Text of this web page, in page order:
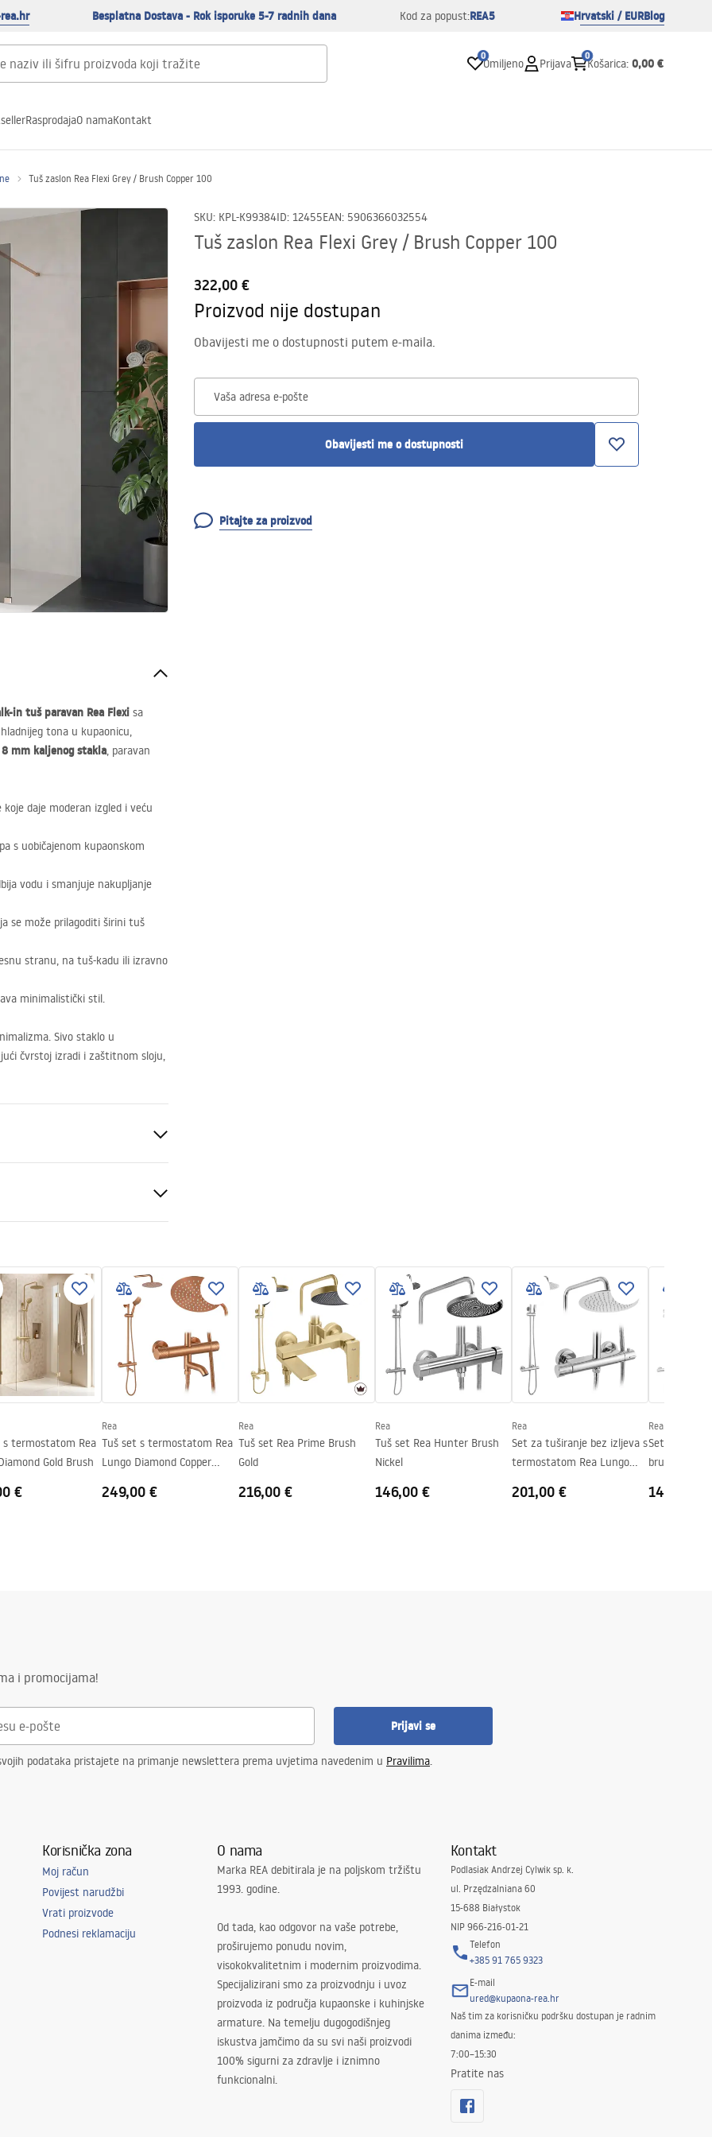
Besplatna Dostava - Rok isporuke 5-7 radnih dana Kod za popust:REA5 Hrvatski / EURBlog
0
Omiljeno Prijava
0
Košarica: 0,00 €
RasprodajaO namaKontakt
Tuš zaslon Rea Flexi Grey / Brush Copper 100
SKU: KPL-K99384ID: 12455EAN: 5906366032554
Tuš zaslon Rea Flexi Grey / Brush Copper 100
322,00 €
Proizvod nije dostupan
Obavijesti me o dostupnosti putem e-maila.
Vaša adresa e-pošte
Obavijesti me o dostupnosti
Pitajte za proizvod
in tuš paravan Rea Flexi sa
tona u kupaonicu,
8 mm kaljenog stakla, paravan
daje moderan izgled i veću
s uobičajenom kupaonskom
vodu i smanjuje nakupljanje
se može prilagoditi širini tuš
stranu, na tuš-kadu ili izravno
minimalistički stil.
Sivo staklo u
čvrstoj izradi i zaštitnom sloju,
podu
strani stakla.
s termostatom Rea
Gold Brush
€
Rea
Tuš set s termostatom Rea
Lungo Diamond Copper
249,00 €
Rea
Tuš set Rea Prime Brush
Gold
216,00 €
Rea
Tuš set Rea Hunter Brush
Nickel
146,00 €
Rea
Set za tuširanje bez izljeva s
termostatom Rea Lungo
201,00 €
Rea
Set za
brush nickle
148,00 €
i promocijama!
Prijavi se
podataka pristajete na primanje newslettera prema uvjetima navedenim u Pravilima.
Korisnička zona
Moj račun
Povijest narudžbi
Vrati proizvode
Podnesi reklamaciju
O nama
Marka REA debitirala je na poljskom tržištu
1993. godine.
Od tada, kao odgovor na vaše potrebe,
proširujemo ponudu novim,
visokokvalitetnim i modernim proizvodima.
Specijalizirani smo za proizvodnju i uvoz
proizvoda iz područja kupaonske i kuhinjske
armature. Na temelju dugogodišnjeg
iskustva jamčimo da su svi naši proizvodi
100% sigurni za zdravlje i iznimno
funkcionalni.
Kontakt
Podlasiak Andrzej Cylwik sp. k.
ul. Przędzalniana 60
15-688 Białystok
NIP 966-216-01-21
Telefon
+385 91 765 9323
E-mail
ured@kupaona-rea.hr
Naš tim za korisničku podršku dostupan je radnim
danima između:
7:00–15:30
Pratite nas